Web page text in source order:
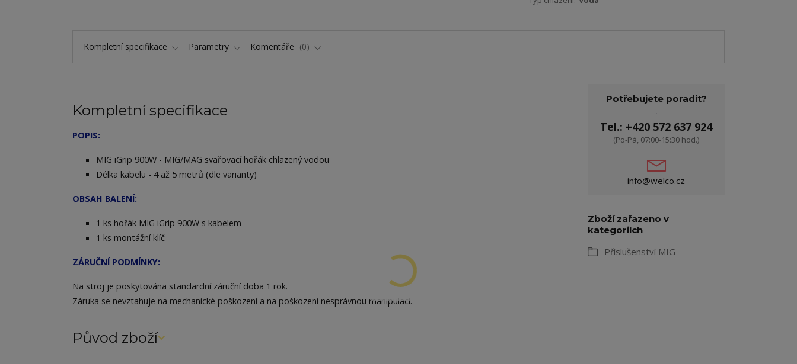
Kompletní specifikace Parametry Komentáře 0
Kompletní specifikace
POPIS:
MIG iGrip 900W - MIG/MAG svařovací hořák chlazený vodou
Délka kabelu - 4 až 5 metrů (dle varianty)
OBSAH BALENÍ:
1 ks hořák MIG iGrip 900W s kabelem
1 ks montážní klíč
ZÁRUČNÍ PODMÍNKY:
Na stroj je poskytována standardní záruční doba 1 rok.
Záruka se nevztahuje na mechanické poškození a na poškození nesprávnou manipulací.
Původ zboží
Potřebujete poradit?
Tel.: +420 572 637 924
(Po-Pá, 07:00-15:30 hod.)
info@welco.cz
Zboží zařazeno v
kategoriích
Příslušenství MIG